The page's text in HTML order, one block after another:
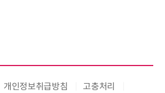
개인정보취급방침 고충처리